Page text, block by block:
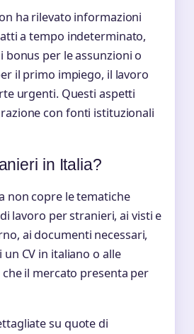
ha rilevato informazioni
a tempo indeterminato,
bonus per le assunzioni o
il primo impiego, il lavoro
urgenti. Questi aspetti
con fonti istituzionali
in Italia?
non copre le tematiche
lavoro per stranieri, ai visti e
ai documenti necessari,
CV in italiano o alle
il mercato presenta per
su quote di